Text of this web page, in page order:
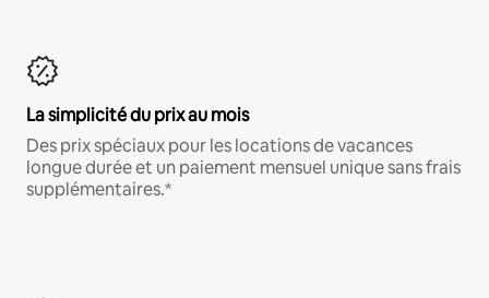
La simplicité du prix au mois
Des prix spéciaux pour les locations de vacances
longue durée et un paiement mensuel unique sans frais
supplémentaires.*